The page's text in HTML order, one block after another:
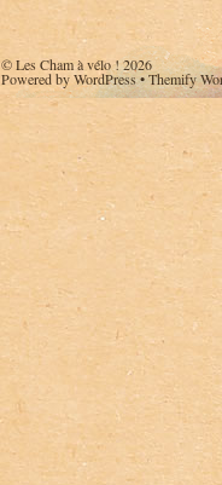
©Les Cham à vélo !2026
Powered byWordPress•Themify